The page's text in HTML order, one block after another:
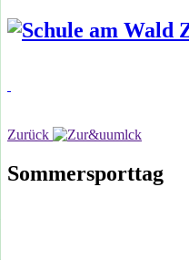
Zurück
Sommersporttag